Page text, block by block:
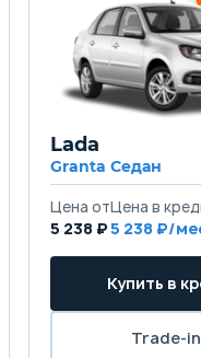
Lada
Granta Седан
5 238 ₽5 238